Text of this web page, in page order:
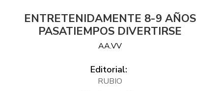
ENTRETENIDAMENTE 8-9 AÑOS
PASATIEMPOS DIVERTIRSE
AA.VV
Editorial:
RUBIO